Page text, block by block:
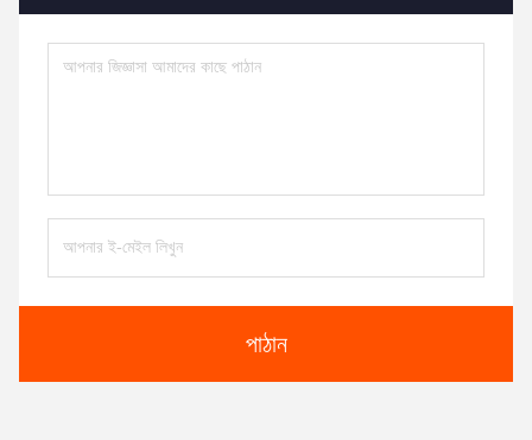
পাঠান